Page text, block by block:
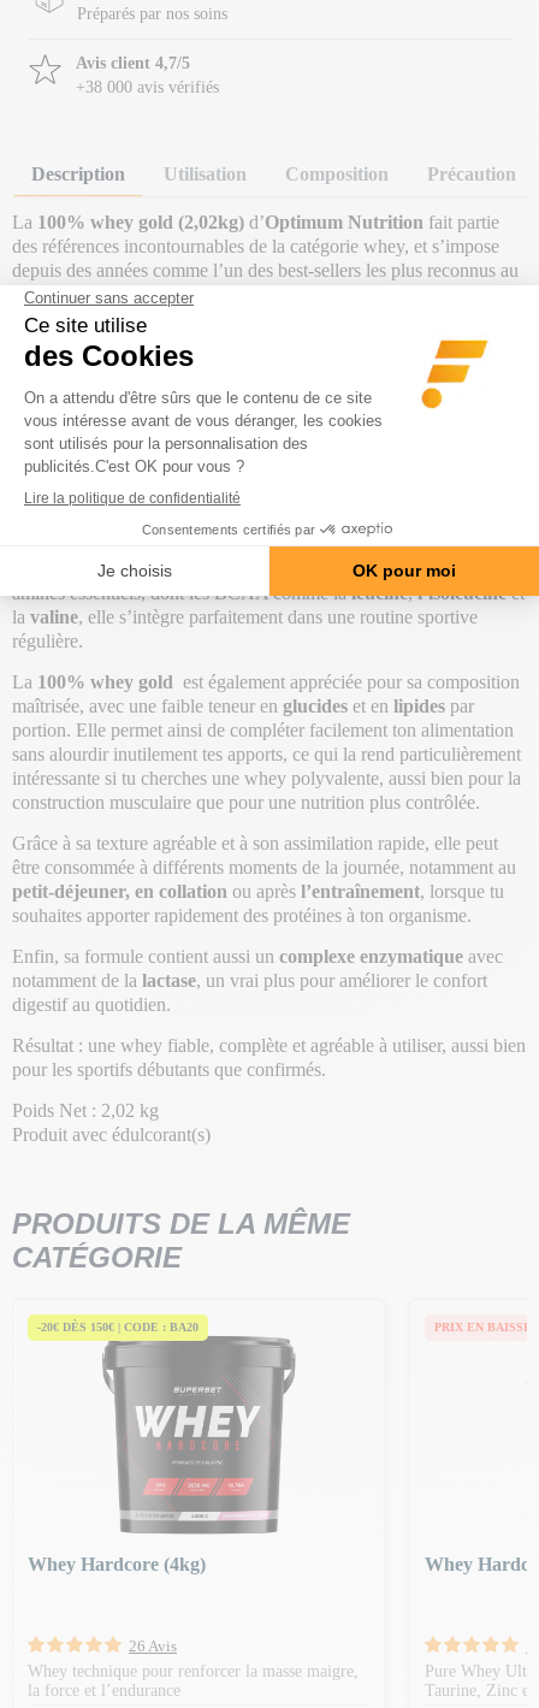
Préparés par nos soins
Avis client 4,7/5
+38 000 avis vérifiés
Description Utilisation Composition Précaution
La 100% whey gold (2,02kg) d’Optimum Nutrition fait partie
des références incontournables de la catégorie whey, et s’impose
depuis des années comme l’un des best-sellers les plus reconnus au
monde.
Avec plus de24 g
de lactosérum par portion, elle
constitue une solution pratique et efficace pour augmenter
facilement ton apport en protéines au quotidien. Les protéines
contribuent aumaintien et au développement de la masse
musculaire, ce qui en fait un allié de choix pour accompagner tes
objectifs, que tu sois en prise de masse, en recomposition corporelle
ou en phase de sèche.
Sa formule associe différentes sources de protéines issues du lait,
whey concentréeet de lawhey isolate, afin
d’offrir un profil nutritionnel complet. Naturellement riche en acides
aminés essentiels, dont les BCAA comme laleucine,l’isoleucineet
la valine, elle s’intègre parfaitement dans une routine sportive
régulière.
La 100% whey gold est également appréciée pour sa composition
maîtrisée, avec une faible teneur en glucides et en lipides par
portion. Elle permet ainsi de compléter facilement ton alimentation
sans alourdir inutilement tes apports, ce qui la rend particulièrement
intéressante si tu cherches une whey polyvalente, aussi bien pour la
construction musculaire que pour une nutrition plus contrôlée.
Grâce à sa texture agréable et à son assimilation rapide, elle peut
être consommée à différents moments de la journée, notamment au
petit-déjeuner, en collation ou après l’entraînement, lorsque tu
souhaites apporter rapidement des protéines à ton organisme.
Enfin, sa formule contient aussi un complexe enzymatique avec
notamment de la lactase, un vrai plus pour améliorer le confort
digestif au quotidien.
Résultat : une whey fiable, complète et agréable à utiliser, aussi bien
pour les sportifs débutants que confirmés.
Poids Net : 2,02 kg
Produit avec édulcorant(s)
PRODUITS DE LA MÊME
CATÉGORIE
-20€ DÈS 150€ | CODE : BA20
Whey Hardcore (4kg)
26 Avis
Whey technique pour renforcer la masse maigre,
la force et l’endurance
PRIX EN BAISSE
Whey
Pure Whey
Taurine, Zinc et